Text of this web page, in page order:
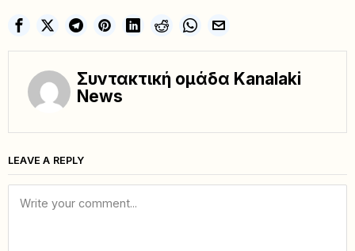
Συντακτική ομάδα Kanalaki
News
LEAVE A REPLY